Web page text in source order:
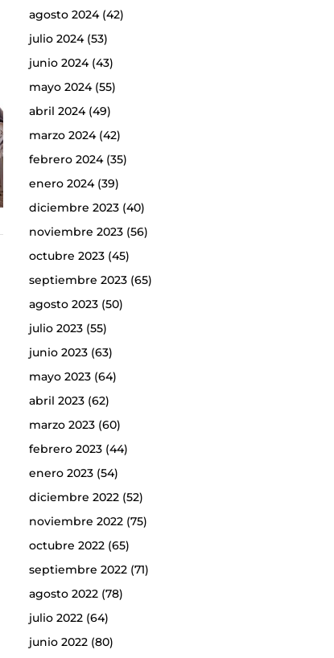
agosto 2024(42)
julio 2024(53)
junio 2024(43)
mayo 2024(55)
abril 2024(49)
marzo 2024(42)
febrero 2024(35)
enero 2024(39)
diciembre 2023(40)
noviembre 2023(56)
octubre 2023(45)
septiembre 2023(65)
agosto 2023(50)
julio 2023(55)
junio 2023(63)
mayo 2023(64)
abril 2023(62)
marzo 2023(60)
febrero 2023(44)
enero 2023(54)
diciembre 2022(52)
noviembre 2022(75)
octubre 2022(65)
septiembre 2022(71)
agosto 2022(78)
julio 2022(64)
junio 2022(80)